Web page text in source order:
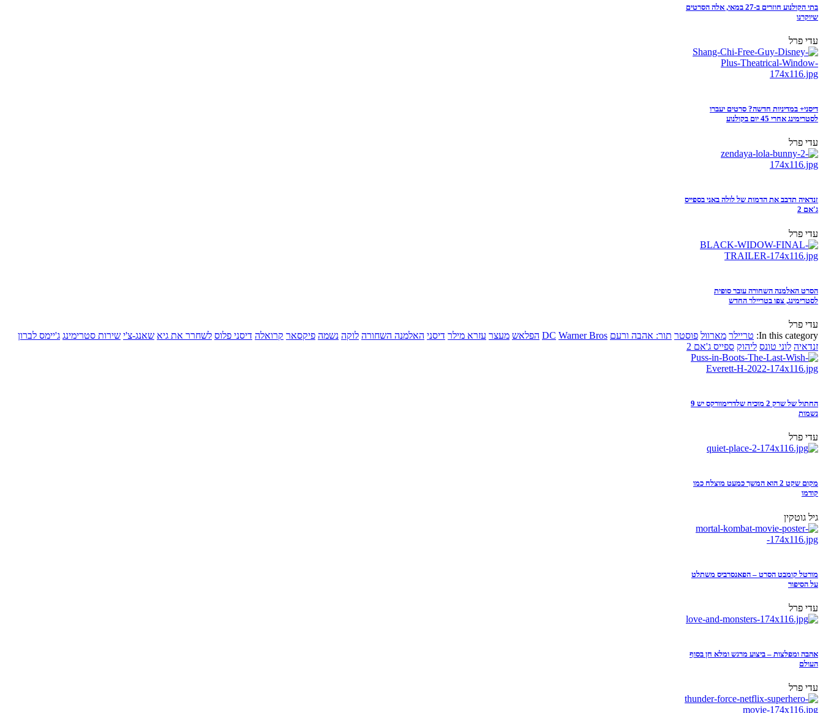
בתי הקולנוע חוזרים ב-27 במאי, אלה הסרטים
שיוקרנו
עדי פרל
דיסני+ במדיניות חדשה? סרטים יעברו
לסטרימינג אחרי 45 יום בקולנוע
עדי פרל
זנדאיה תדבב את הדמות של לולה באני בספייס
ג'אם 2
עדי פרל
הסרט האלמנה השחורה עובר סופית
לסטרימינג, צפו בטריילר החדש
עדי פרל
In this category: טריילר מארוול פוסטר תור: אהבה ורעם DC Warner Bros הפלאש מעצר עזרא מילר דיסני האלמנה השחורה לוקה נשמה פיקסאר קרואלה דיסני פלוס לשחרר את גיא שאנג-צ'י שירות סטרימינג ג'יימס לברון
זנדאיה לוני טונס ליהוק ספייס ג'אם 2
החתול של שרק 2 מוכיח שלדרימוורקס יש 9
נשמות
עדי פרל
מקום שקט 2 הוא המשך כמעט מוצלח כמו
קודמו
גיל גוטקין
מורטל קומבט הסרט – הפאנסרביס משתלט
על הסיפור
עדי פרל
אהבה ומפלצות – ביצוע מרגש ומלא חן בסוף
העולם
עדי פרל